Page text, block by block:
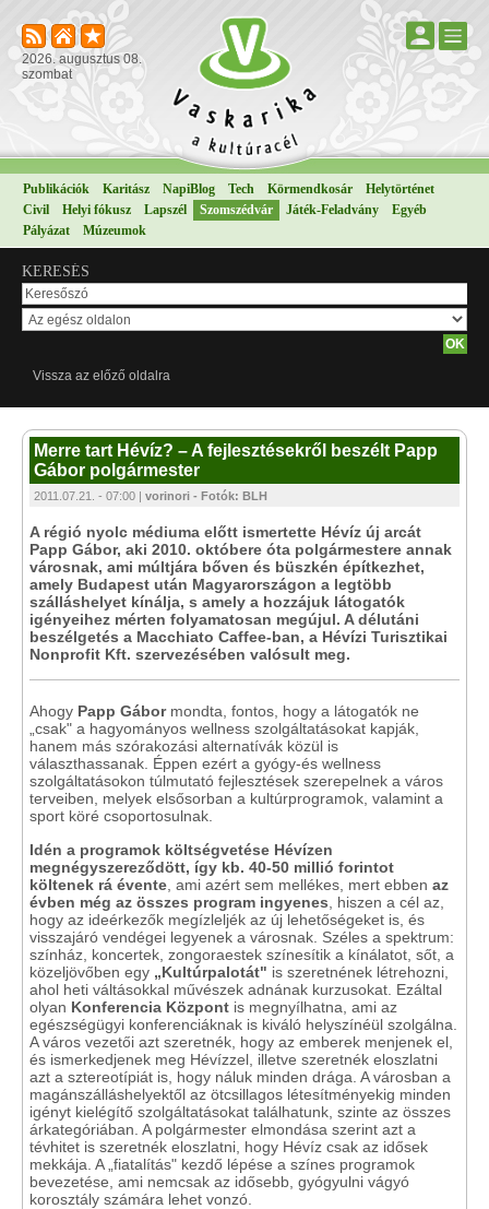
2026. augusztus 08.
szombat
Publikációk Karitász NapiBlog Tech Körmendkosár
Helytörténet
Civil
Helyi fókusz Lapszél Szomszédvár Játék-Feladvány
Egyéb
Pályázat
Múzeumok
KERESÉS
Vissza az előző oldalra
Merre tart Hévíz? – A fejlesztésekről beszélt Papp
Gábor polgármester
2011.07.21. - 07:00 | vorinori - Fotók: BLH
A régió nyolc médiuma előtt ismertette Hévíz új arcát
Papp Gábor, aki 2010. októbere óta polgármestere annak
városnak, ami múltjára bőven és büszkén építkezhet,
amely Budapest után Magyarországon a legtöbb
szálláshelyet kínálja, s amely a hozzájuk látogatók
igényeihez mérten folyamatosan megújul. A délutáni
beszélgetés a Macchiato Caffee-ban, a Hévízi Turisztikai
Nonprofit Kft. szervezésében valósult meg.
Ahogy Papp Gábormondta, fontos, hogy a látogatók ne
„csak" a hagyományos wellness szolgáltatásokat kapják,
hanem más szórakozási alternatívák közül is
választhassanak. Éppen ezért a gyógy-és wellness
szolgáltatásokon túlmutató fejlesztések szerepelnek a város
terveiben, melyek elsősorban a kultúrprogramok, valamint a
sport köré csoportosulnak.
Idén a programok költségvetése Hévízen
megnégyszereződött, így kb. 40-50 millió forintot
költenek rá évente , ami azért sem mellékes, mert ebben az
évben még az összes program ingyenes , hiszen a cél az,
hogy az ideérkezők megízleljék az új lehetőségeket is, és
visszajáró vendégei legyenek a városnak. Széles a spektrum:
színház, koncertek, zongoraestek színesítik a kínálatot, sőt, a
közeljövőben egy „Kultúrpalotát" is szeretnének létrehozni,
ahol heti váltásokkal művészek adnának kurzusokat. Ezáltal
olyan Konferencia Központ is megnyílhatna, ami az
egészségügyi konferenciáknak is kiváló helyszínéül szolgálna.
A város vezetői azt szeretnék, hogy az emberek menjenek el,
és ismerkedjenek meg Hévízzel, illetve szeretnék eloszlatni
azt a sztereotípiát is, hogy náluk minden drága. A városban a
magánszálláshelyektől az ötcsillagos létesítményekig minden
igényt kielégítő szolgáltatásokat találhatunk, szinte az összes
árkategóriában. A polgármester elmondása szerint azt a
tévhitet is szeretnék eloszlatni, hogy Hévíz csak az idősek
mekkája. A „fiatalítás" kezdő lépése a színes programok
bevezetése, ami nemcsak az idősebb, gyógyulni vágyó
korosztály számára lehet vonzó.